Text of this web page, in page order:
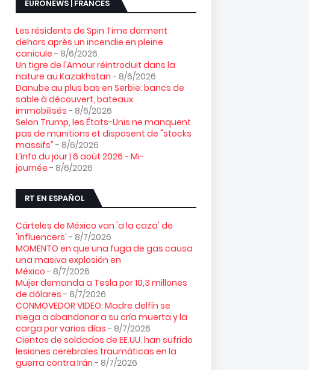
EURONEWS | FRANCES
Les résidents de Spin Time dorment
dehors après un incendie en pleine
canicule - 8/6/2026
Un tigre de l'Amour réintroduit dans la
nature au Kazakhstan - 8/6/2026
Danube au plus bas en Serbie: bancs de
sable à découvert, bateaux
immobilisés - 8/6/2026
Selon Trump, les États-Unis ne manquent
pas de munitions et disposent de "stocks
massifs" - 8/6/2026
L’info du jour | 6 août 2026 - Mi-
journée - 8/6/2026
RT EN ESPAÑOL
Cárteles de México van 'a la caza' de
'influencers' - 8/7/2026
MOMENTO en que una fuga de gas causa
una masiva explosión en
México - 8/7/2026
Mujer demanda a Tesla por 10,3 millones
de dólares - 8/7/2026
CONMOVEDOR VIDEO: Madre delfín se
niega a abandonar a su cría muerta y la
carga por varios días - 8/7/2026
Cientos de soldados de EE.UU. han sufrido
lesiones cerebrales traumáticas en la
guerra contra Irán - 8/7/2026